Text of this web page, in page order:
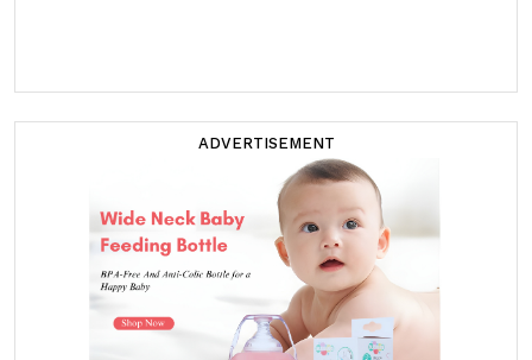
ADVERTISEMENT